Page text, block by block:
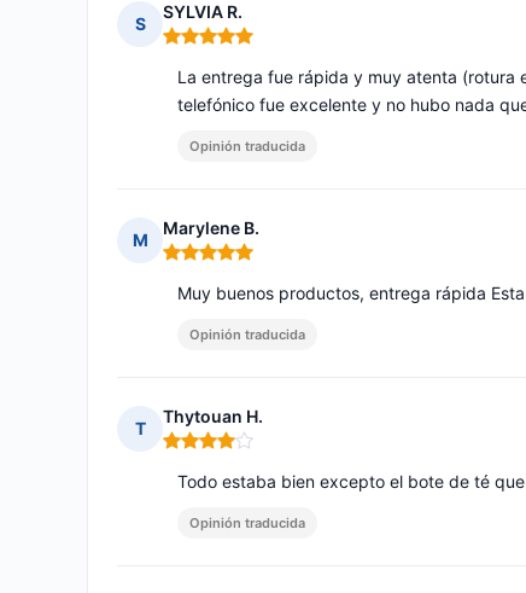
S
SYLVIA R.
Nota: 5 de 5
La entrega fue rápida y muy atenta (rotura
telefónico fue excelente y no hubo nada
Opinión traducida
M
Marylene B.
Nota: 5 de 5
Muy buenos productos, entrega rápida
Opinión traducida
T
Thytouan H.
Nota: 4 de 5
Todo estaba bien excepto el bote de té
Opinión traducida